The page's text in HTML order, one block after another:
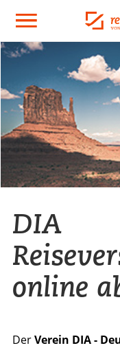
DIA
online
DerVerein DIA -